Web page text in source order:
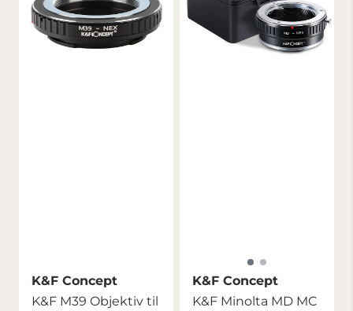
K&F Concept
K&F M39 Objektiv til
K&F Concept
K&F Minolta MD MC